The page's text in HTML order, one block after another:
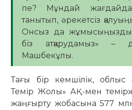
пе? Мұндай жағдайда
танытып, әрекетсіз
Онсыз да
біз атқарудамыз» –
Машбекұлы.
Тағы бір кемшілік, облыс
Темір Жолы» АҚ-мен
жаңғырту жобасына 577 млн.